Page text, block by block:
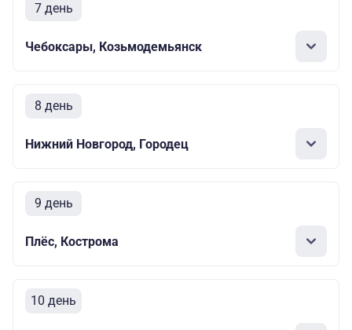
7 день
Чебоксары, Козьмодемьянск
8 день
Нижний Новгород, Городец
9 день
Плёс, Кострома
10 день